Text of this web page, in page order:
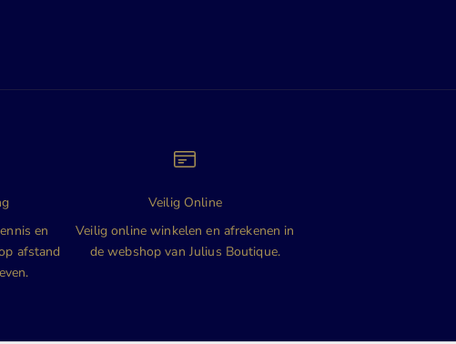
en
afstand
Veilig Online
Veilig online winkelen en afrekenen in
de webshop van Julius Boutique.